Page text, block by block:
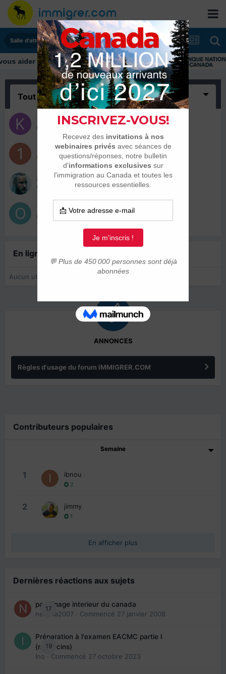
Salle d'attente - échanges de dates
Tout(4)
Kanda8
11 février 2020
15BONES
10 février 2020
josephkingss
10 février 2020
Openhymer
10 février 2020
En ligne récemment
Aucun utilisateur enregistré regarde cette page.
ANNONCES
Règles d'usage du forum IMMIGRER.COM
Contributeurs populaires
Semaine
1 ibnou
2
2 jimmy
1
En afficher plus
Dernières réactions aux sujets
17
parrainage interieur du canada
nedjma2007 · Commencé 27 janvier 2008
19
Préparation à l'examen EACMC partie I
(médecins)
Ino · Commencé 27 octobre 2023